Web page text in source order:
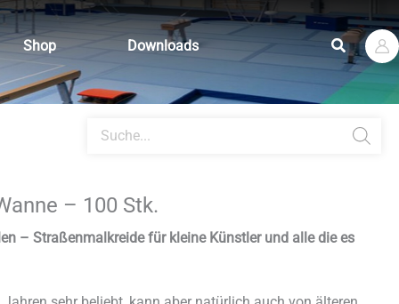
Shop Downloads Suchen
search
– 100 Stk.
– Straßenmalkreide für kleine Künstler und alle die es